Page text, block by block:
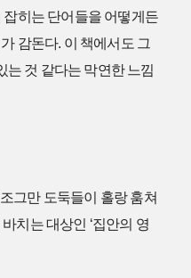
잡히는 단어들을 어떻게든
감돈다. 이 책에서도 그
는 것 같다는 막연한 느낌
그만 도둑들이 홀랑 훔쳐
치는 대상인 ‘집안의 영